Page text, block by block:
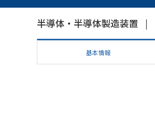
半導体・半導体製造装置
基本情報